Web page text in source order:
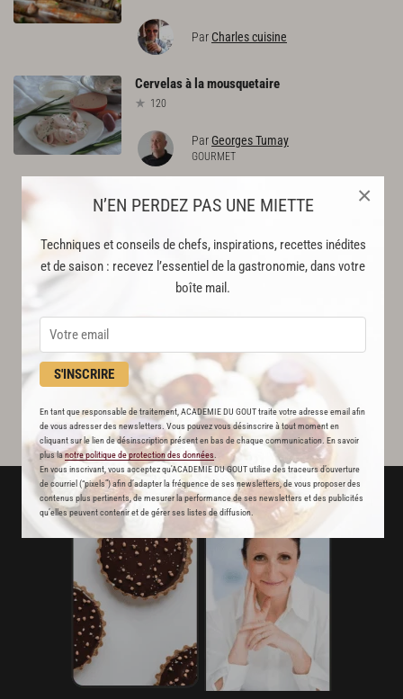
N’EN PERDEZ PAS UNE MIETTE
Techniques et conseils de chefs, inspirations, recettes inédites
et de saison : recevez l’essentiel de la gastronomie, dans votre
boîte mail.
S'INSCRIRE
En tant que responsable de traitement, ACADEMIE DU GOUT traite votre adresse email afin
de vous adresser des newsletters. Vous pouvez vous désinscrire à tout moment en
cliquant sur le lien de désinscription présent en bas de chaque communication. En savoir
plus lanotre politique de protection des données
En vous inscrivant, vous acceptez qu'ACADEMIE DU GOUT utilise des traceurs d’ouverture
de courriel (“pixels”) afin d’adapter la fréquence de ses newsletters, de vous proposer des
contenus plus pertinents, de mesurer la performance de ses newsletters et des publicités
qu’elles peuvent contenir et de gérer ses listes de diffusion.
×
Par Charles cuisine
Cervelasà lamousquetaire
120
ParGeorges Tumay
GOURMET